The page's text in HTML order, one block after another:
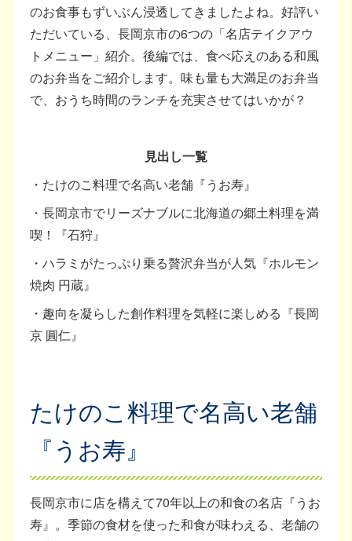
のお食事もずいぶん浸透してきましたよね。好評い
ただいている、長岡京市の6つの「名店テイクアウ
トメニュー」紹介。後編では、食べ応えのある和風
のお弁当をご紹介します。味も量も大満足のお弁当
で、おうち時間のランチを充実させてはいかが？
見出し一覧
・たけのこ料理で名高い老舗『うお寿』
・長岡京市でリーズナブルに北海道の郷土料理を満
喫！『石狩』
・ハラミがたっぷり乗る贅沢弁当が人気『ホルモン
焼肉 円蔵』
・趣向を凝らした創作料理を気軽に楽しめる『長岡
京 圓仁』
たけのこ料理で名高い老舗
『うお寿』
長岡京市に店を構えて70年以上の和食の名店『うお
寿』。季節の食材を使った和食が味わえる、老舗の